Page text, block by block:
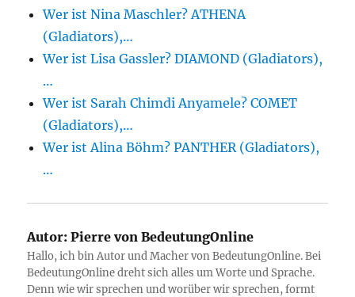
Wer ist Nina Maschler? ATHENA
(Gladiators),…
Wer ist Lisa Gassler? DIAMOND (Gladiators),
…
Wer ist Sarah Chimdi Anyamele? COMET
(Gladiators),…
Wer ist Alina Böhm? PANTHER (Gladiators),
…
Autor: Pierre von BedeutungOnline
Hallo, ich bin Autor und Macher von BedeutungOnline. Bei
BedeutungOnline dreht sich alles um Worte und Sprache.
Denn wie wir sprechen und worüber wir sprechen, formt